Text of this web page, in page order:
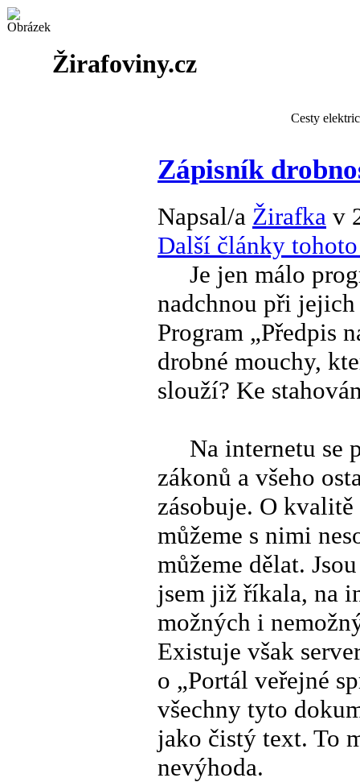
Žirafoviny.cz
Cesty
Zápisník
Napsal/a Žirafka v
Další články
Je jen málo
nadchnou při
Program „Předpis
drobné mouchy,
slouží? Ke
Na internetu se
zákonů a všeho
zásobuje. O
můžeme s nimi
můžeme dělat.
jsem již říkala, na
možných i
Existuje však
o „Portál veřejné
všechny tyto
jako čistý text. To
nevýhoda.